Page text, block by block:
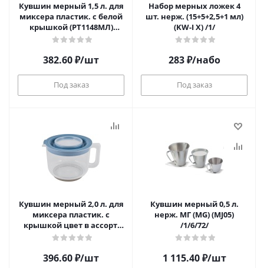
Кувшин мерный 1,5 л. для
миксера пластик. с белой
крышкой (PT1148МЛ)
/1/16/**
382.60₽/шт
Под заказ
Набор мерных ложек 4
шт. нерж. (15+5+2,5+1 мл)
(KW-I X) /1/
283₽/набо
Под заказ
Кувшин мерный 2,0 л. для
миксера пластик. с
крышкой цвет в ассорт.
(PT1360ГО) /1/9/**
396.60₽/шт
Кувшин мерный 0,5 л.
нерж. МГ (MG) (MJ05)
/1/6/72/
1 115.40₽/шт